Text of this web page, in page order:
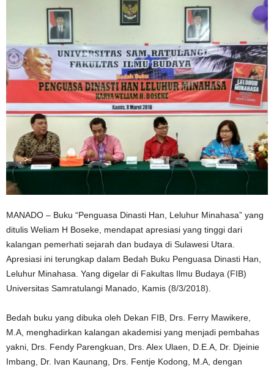
MANADO – Buku “Penguasa Dinasti Han, Leluhur Minahasa” yang
ditulis Weliam H Boseke, mendapat apresiasi yang tinggi dari
kalangan pemerhati sejarah dan budaya di Sulawesi Utara.
Apresiasi ini terungkap dalam Bedah Buku Penguasa Dinasti Han,
Leluhur Minahasa. Yang digelar di Fakultas Ilmu Budaya (FIB)
Universitas Samratulangi Manado, Kamis (8/3/2018).
Bedah buku yang dibuka oleh Dekan FIB, Drs. Ferry Mawikere,
M.A, menghadirkan kalangan akademisi yang menjadi pembahas
yakni, Drs. Fendy Parengkuan, Drs. Alex Ulaen, D.E.A, Dr. Djeinie
Imbang, Dr. Ivan Kaunang, Drs. Fentje Kodong, M.A, dengan